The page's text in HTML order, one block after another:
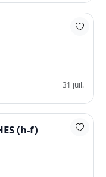
31 juil.
(h-f)